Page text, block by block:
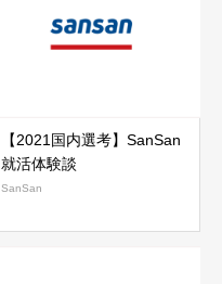
【2021国内選考】SanSan
就活体験談
SanSan